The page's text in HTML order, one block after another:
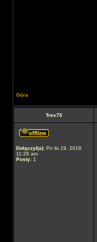
Góra
Trev75
Dołączył(a): Pn lis 19, 2018
11:28 am
Posty: 1